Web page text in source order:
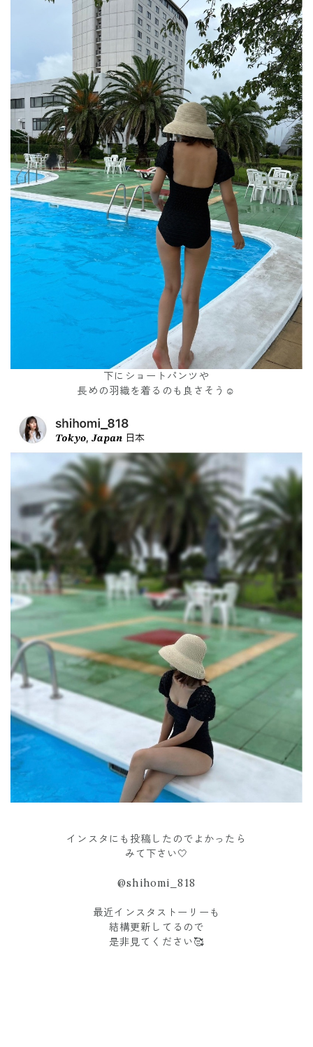
下にショートパンツや
長めの羽織を着るのも良さそう☺️
インスタにも投稿したのでよかったら
みて下さい🤍
@shihomi_818
最近インスタストーリーも
結構更新してるので
是非見てください🥰